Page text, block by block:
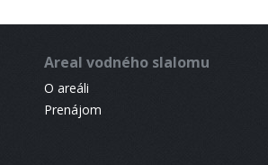
Areal vodného slalomu
O areáli
Prenájom